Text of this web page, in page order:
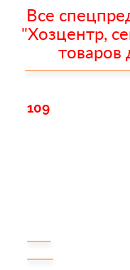
Все
"Хозцентр,
товаров
109